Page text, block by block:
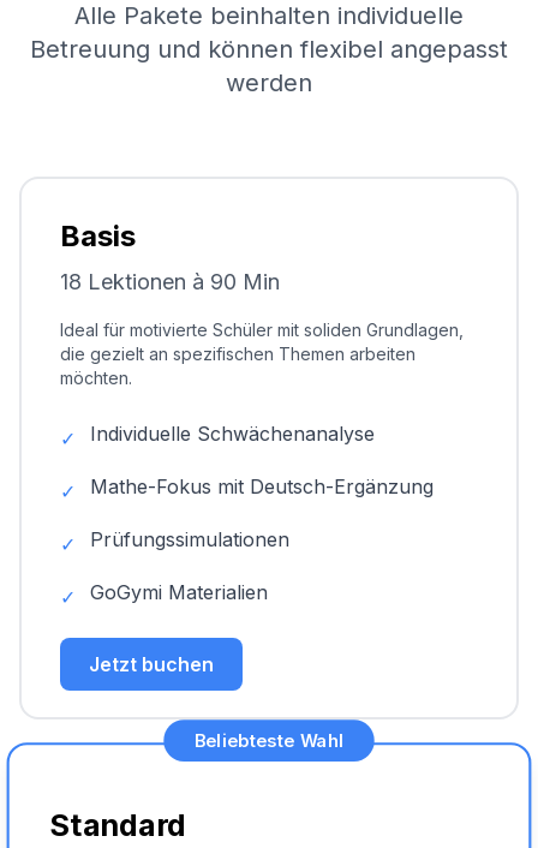
Alle Pakete beinhalten individuelle
Betreuung und können flexibel angepasst
werden
Basis
18 Lektionen à 90 Min
Ideal für motivierte Schüler mit soliden Grundlagen,
die gezielt an spezifischen Themen arbeiten
möchten.
✓ Individuelle Schwächenanalyse
✓ Mathe-Fokus mit Deutsch-Ergänzung
✓ Prüfungssimulationen
✓ GoGymi Materialien
Jetzt buchen
Beliebteste Wahl
Standard